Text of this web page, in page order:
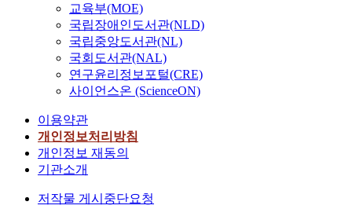
교육부(MOE)
국립장애인도서관(NLD)
국립중앙도서관(NL)
국회도서관(NAL)
연구윤리정보포털(CRE)
사이언스온 (ScienceON)
이용약관
개인정보처리방침
개인정보 재동의
기관소개
저작물 게시중단요청